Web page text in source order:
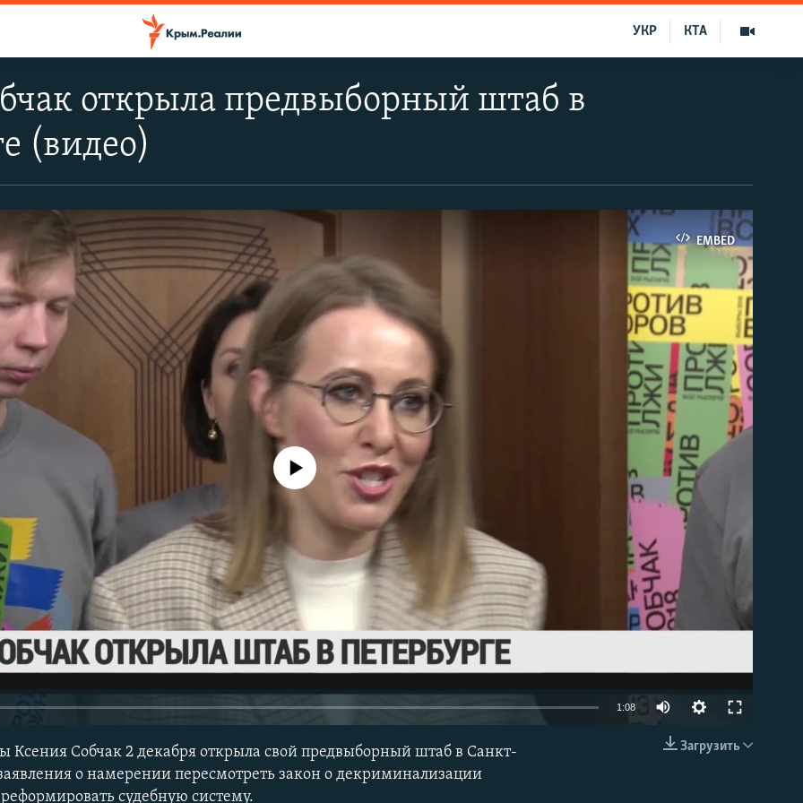
КТА
УКР
открыла предвыборный штаб в
(видео)
EMBED
EMBED
No media source currently available
1:08
Загрузить
Ксения Собчак 2 декабря открыла свой предвыборный штаб в Санкт-
о намерении пересмотреть закон о декриминализации
судебную систему.